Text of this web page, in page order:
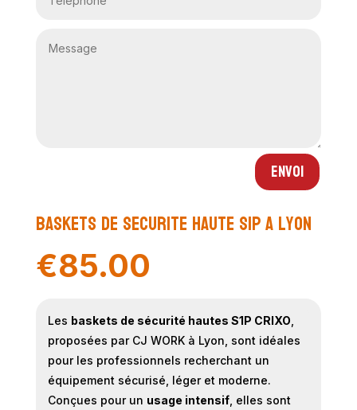
Envoi
Baskets de securite haute S1P a Lyon
€85.00
Les baskets de sécurité hautes S1P CRIXO
proposées par CJ WORK à Lyon, sont idéales
pour les professionnels recherchant un
équipement sécurisé, léger et moderne.
Conçues pour un usage intensif, elles sont